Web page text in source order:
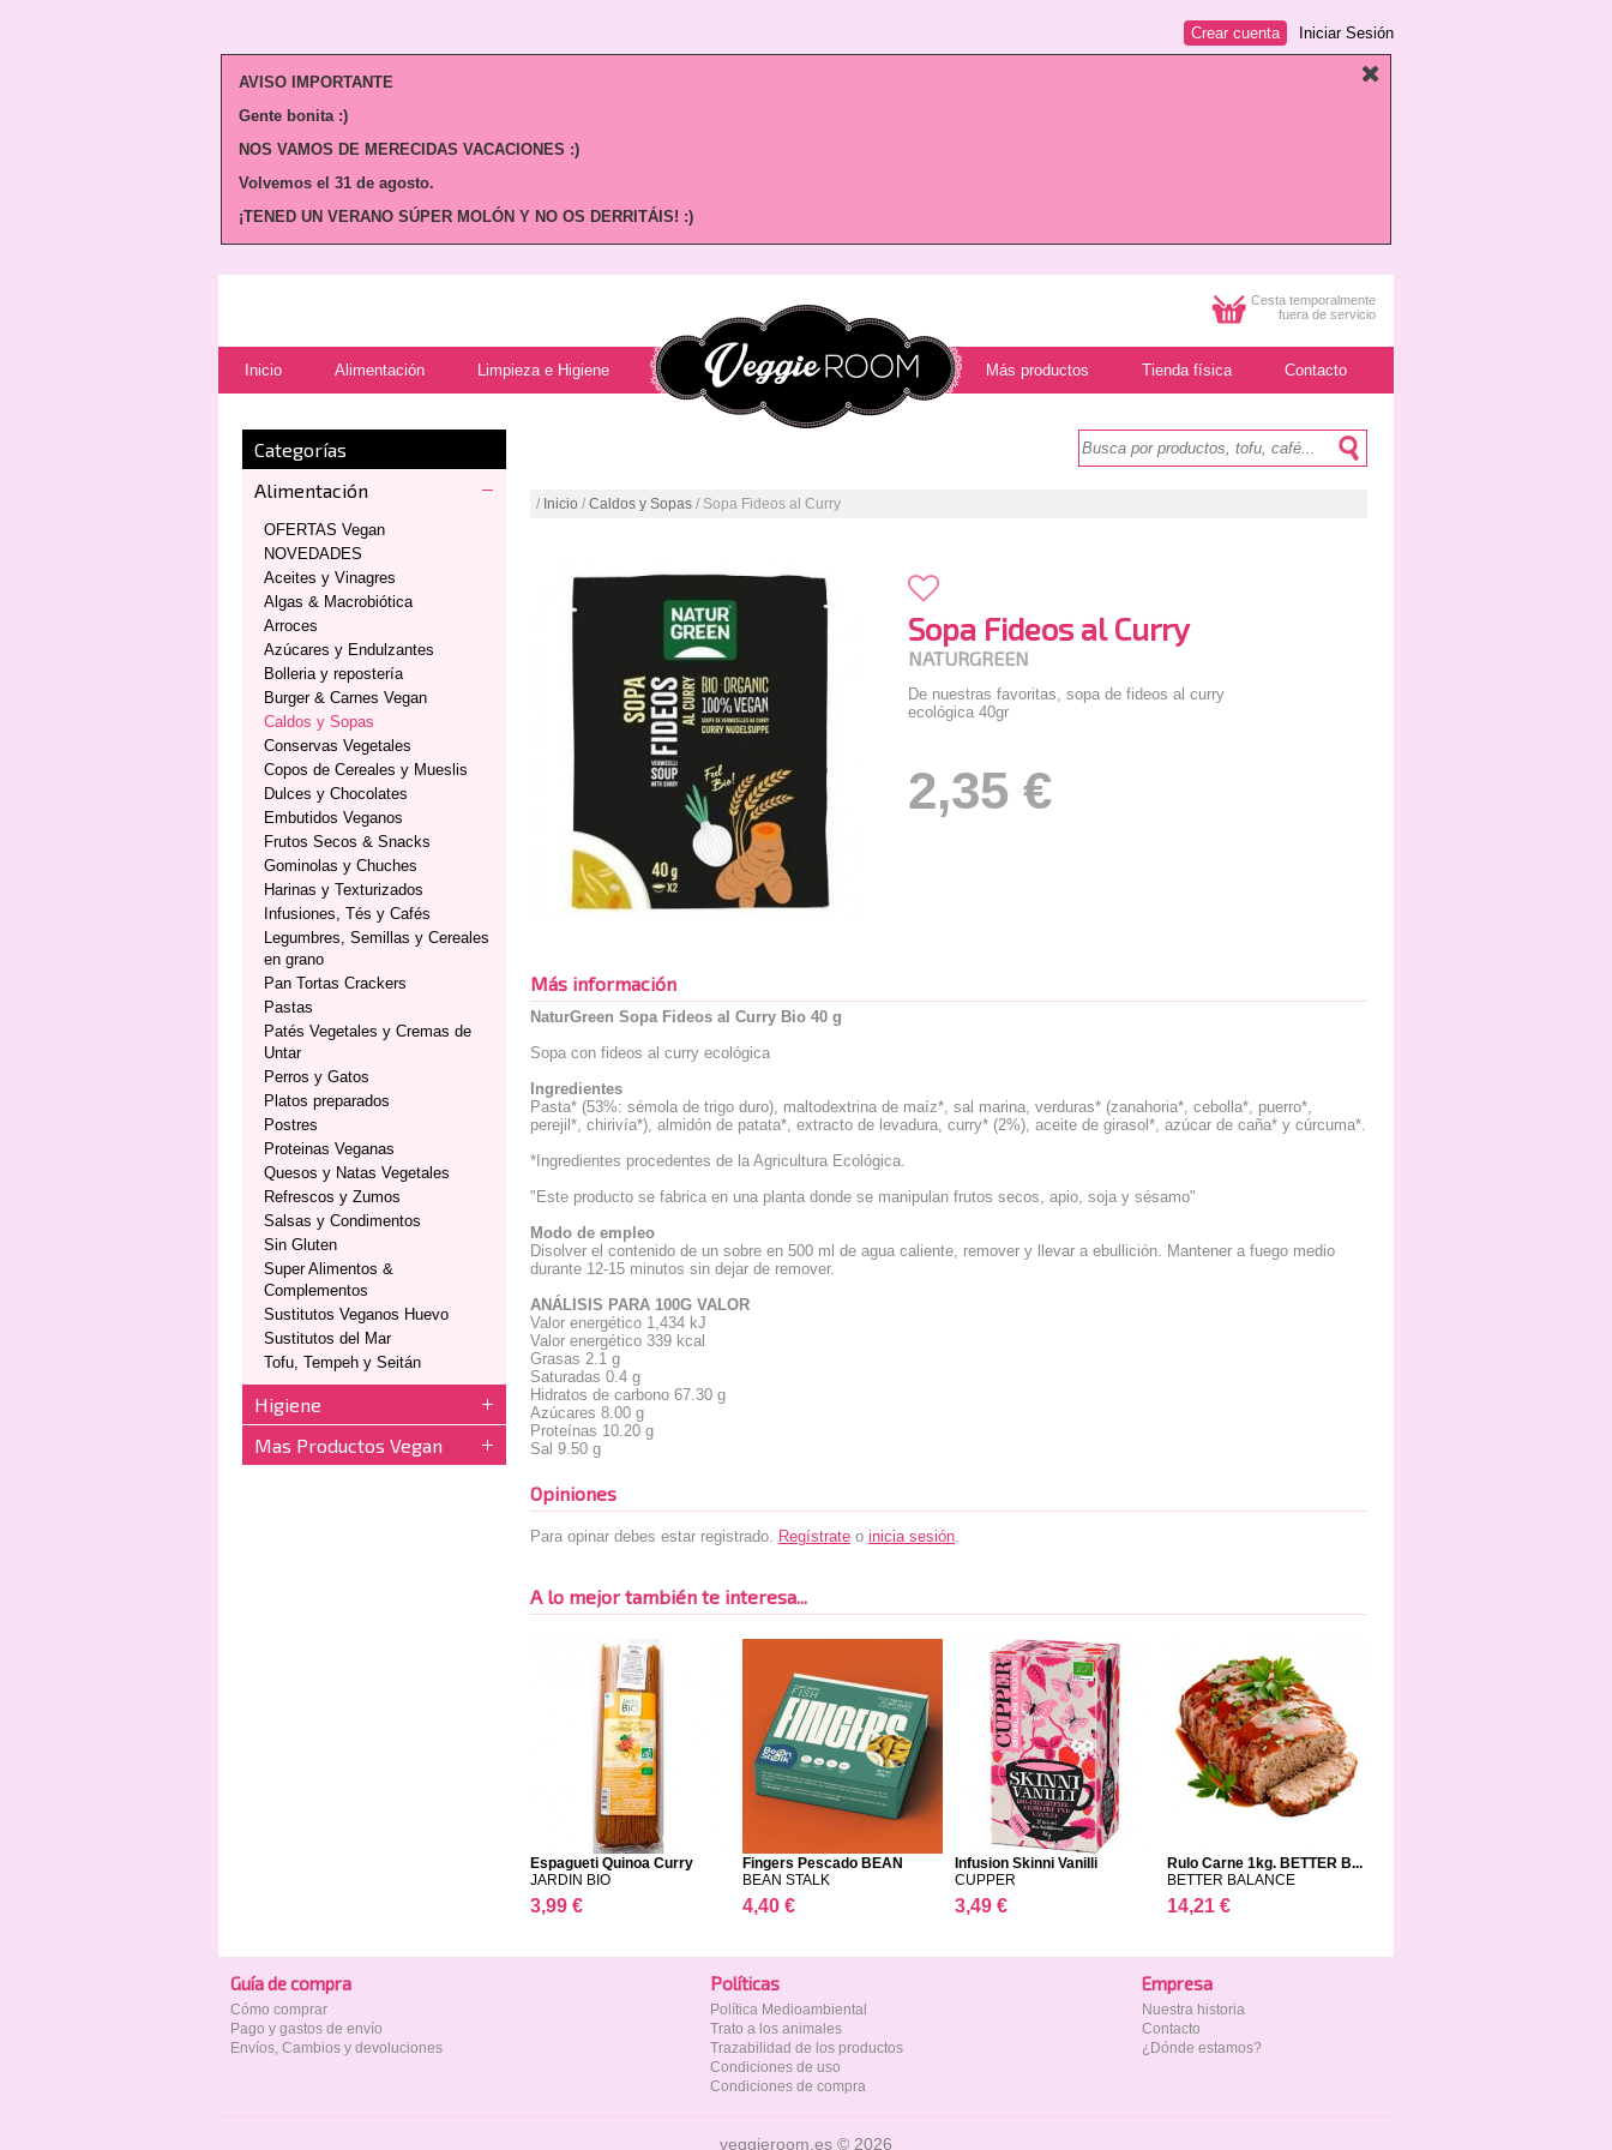
Iniciar Sesión
Crear cuenta
AVISO IMPORTANTE
Gente bonita :)
NOS VAMOS DE MERECIDAS VACACIONES :)
Volvemos el 31 de agosto.
¡TENED UN VERANO SÚPER MOLÓN Y NO OS DERRITÁIS! :)
Cesta temporalmente
fuera de servicio
Inicio Alimentación Limpieza e Higiene Más productos Tienda física Contacto
Categorías
Alimentación
OFERTAS Vegan
NOVEDADES
Aceites y Vinagres
Algas & Macrobiótica
Arroces
Azúcares y Endulzantes
Bolleria y repostería
Burger & Carnes Vegan
Caldos y Sopas
Conservas Vegetales
Copos de Cereales y Mueslis
Dulces y Chocolates
Embutidos Veganos
Frutos Secos & Snacks
Gominolas y Chuches
Harinas y Texturizados
Infusiones, Tés y Cafés
Legumbres, Semillas y Cereales
en grano
Pan Tortas Crackers
Pastas
Patés Vegetales y Cremas de
Untar
Perros y Gatos
Platos preparados
Postres
Proteinas Veganas
Quesos y Natas Vegetales
Refrescos y Zumos
Salsas y Condimentos
Sin Gluten
Super Alimentos &
Complementos
Sustitutos Veganos Huevo
Sustitutos del Mar
Tofu, Tempeh y Seitán
Higiene
Mas Productos Vegan
/ Inicio / Caldos y Sopas / Sopa Fideos al Curry
Sopa Fideos al Curry
NATURGREEN
De nuestras favoritas, sopa de fideos al curry
ecológica 40gr
2,35 €
Más información
NaturGreen Sopa Fideos al Curry Bio 40 g
Sopa con fideos al curry ecológica
Ingredientes
Pasta* (53%: sémola de trigo duro), maltodextrina de maíz*, sal marina, verduras* (zanahoria*, cebolla*, puerro*,
perejil*, chirivía*), almidón de patata*, extracto de levadura, curry* (2%), aceite de girasol*, azúcar de caña* y cúrcuma*.
*Ingredientes procedentes de la Agricultura Ecológica.
"Este producto se fabrica en una planta donde se manipulan frutos secos, apio, soja y sésamo"
Modo de empleo
Disolver el contenido de un sobre en 500 ml de agua caliente, remover y llevar a ebullición. Mantener a fuego medio
durante 12-15 minutos sin dejar de remover.
ANÁLISIS PARA 100G VALOR
Valor energético 1,434 kJ
Valor energético 339 kcal
Grasas 2.1 g
Saturadas 0.4 g
Hidratos de carbono 67.30 g
Azúcares 8.00 g
Proteínas 10.20 g
Sal 9.50 g
Opiniones
Para opinar debes estar registrado. Regístrate o inicia sesión.
A lo mejor también te interesa...
Espagueti Quinoa Curry
JARDIN BIO
3,99 €
Fingers Pescado BEAN
STA...
BEAN STALK
4,40 €
Infusion Skinni Vanilli
CUPPER
3,49 €
Rulo Carne 1kg. BETTER B...
BETTER BALANCE
14,21 €
Guía de compra
Cómo comprar
Pago y gastos de envío
Envíos, Cambios y devoluciones
Polí­ticas
Política Medioambiental
Trato a los animales
Trazabilidad de los productos
Condiciones de uso
Condiciones de compra
Empresa
Nuestra historia
Contacto
¿Dónde estamos?
veggieroom.es © 2026